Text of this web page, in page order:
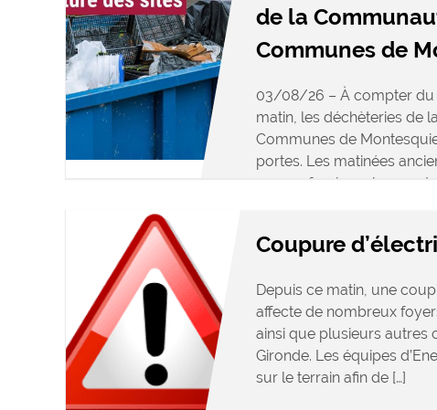
de la
Communes de
03/08/26 – À compter du
matin, les déchèteries de
Communes de
portes. Les matinées
aux professionnels seront
Coupure
Depuis ce matin, une
affecte de nombreux
ainsi que plusieurs autres
Gironde. Les équipes
sur le terrain afin de […]